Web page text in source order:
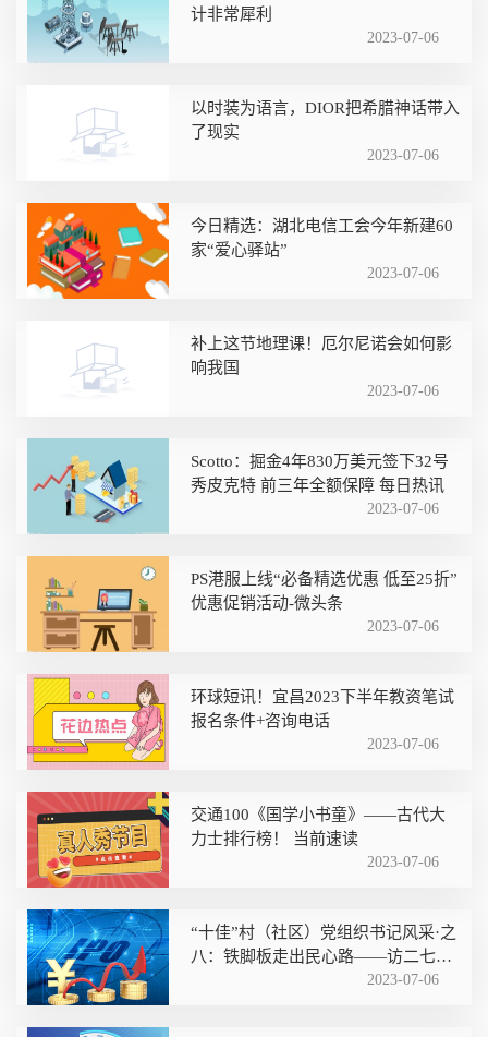
计非常犀利
2023-07-06
以时装为语言，DIOR把希腊神话带入
了现实
2023-07-06
今日精选：湖北电信工会今年新建60
家“爱心驿站”
2023-07-06
补上这节地理课！厄尔尼诺会如何影
响我国
2023-07-06
Scotto：掘金4年830万美元签下32号
秀皮克特 前三年全额保障 每日热讯
2023-07-06
PS港服上线“必备精选优惠 低至25折”
优惠促销活动-微头条
2023-07-06
环球短讯！宜昌2023下半年教资笔试
报名条件+咨询电话
2023-07-06
交通100《国学小书童》——古代大
力士排行榜！ 当前速读
2023-07-06
“十佳”村（社区）党组织书记风采·之
八：铁脚板走出民心路——访二七区
嵩山路街道雅居社区党支部书记郭文
2023-07-06